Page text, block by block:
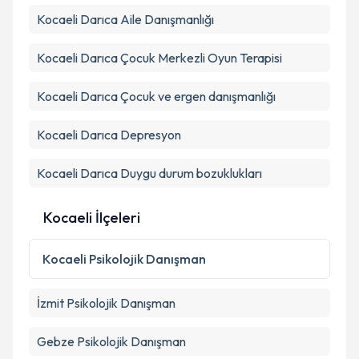
Kocaeli Darıca Aile Danışmanlığı
Kocaeli Darıca Çocuk Merkezli Oyun Terapisi
Kocaeli Darıca Çocuk ve ergen danışmanlığı
Kocaeli Darıca Depresyon
Kocaeli Darıca Duygu durum bozuklukları
Kocaeli İlçeleri
Kocaeli Psikolojik Danışman
İzmit Psikolojik Danışman
Gebze Psikolojik Danışman